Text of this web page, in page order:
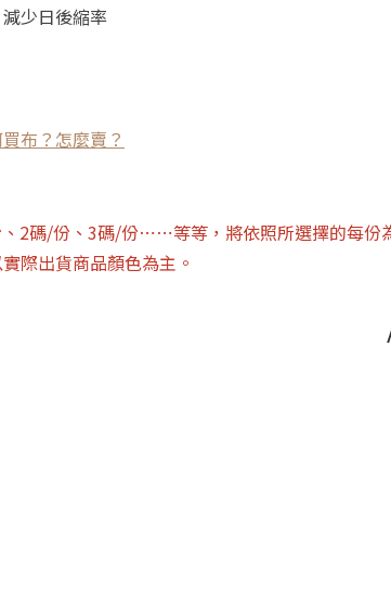
少日後縮率
布？怎麼賣？
、2碼/份、3碼/份⋯⋯等等，將依照所選擇的每份
際出貨商品顏色為主。